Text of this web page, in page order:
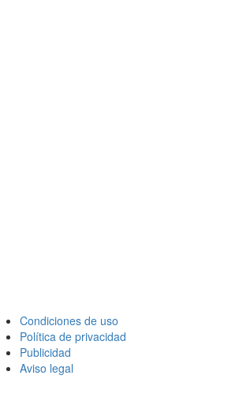
Condiciones de uso
Política de privacidad
Publicidad
Aviso legal